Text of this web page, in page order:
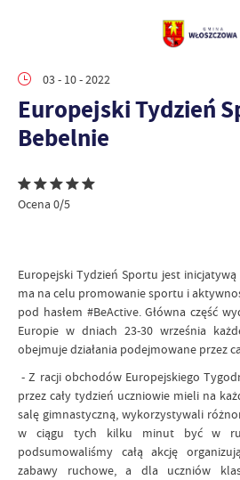
03 - 10 - 2022
Europejski Tydzień
Bebelnie
Ocena 0/5
Europejski Tydzień Sportu jest
ma na celu promowanie sportu i
pod hasłem #BeActive. Główna część
Europie w dniach 23-30 września
obejmuje działania podejmowane przez
- Z racji obchodów Europejskiego
przez cały tydzień uczniowie mieli na
salę gimnastyczną, wykorzystywali
w ciągu tych kilku minut być w
podsumowaliśmy całą akcję
zabawy ruchowe, a dla uczniów